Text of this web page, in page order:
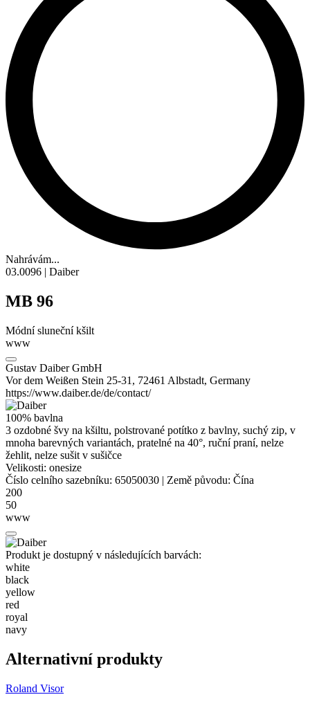
Nahrávám...
03.0096 | Daiber
MB 96
Módní sluneční kšilt
www
Gustav Daiber GmbH
Vor dem Weißen Stein 25-31, 72461 Albstadt, Germany
https://www.daiber.de/de/contact/
100% bavlna
3 ozdobné švy na kšiltu, polstrované potítko z bavlny, suchý zip, v
mnoha barevných variantách, pratelné na 40°, ruční praní, nelze
žehlit, nelze sušit v sušičce
Velikosti: onesize
Číslo celního sazebníku: 65050030 | Země původu: Čína
200
50
www
Produkt je dostupný v následujících barvách:
white
black
yellow
red
royal
navy
Alternativní produkty
Roland Visor